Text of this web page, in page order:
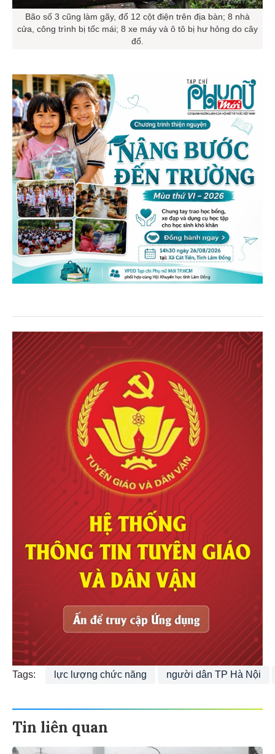
Bão số 3 cũng làm gãy, đổ 12 cột điện trên địa bàn; 8 nhà
cửa, công trình bị tốc mái; 8 xe máy và ô tô bị hư hỏng do cây
đổ.
Tags: lực lượng chức năng người dân TP Hà Nội
Tin liên quan